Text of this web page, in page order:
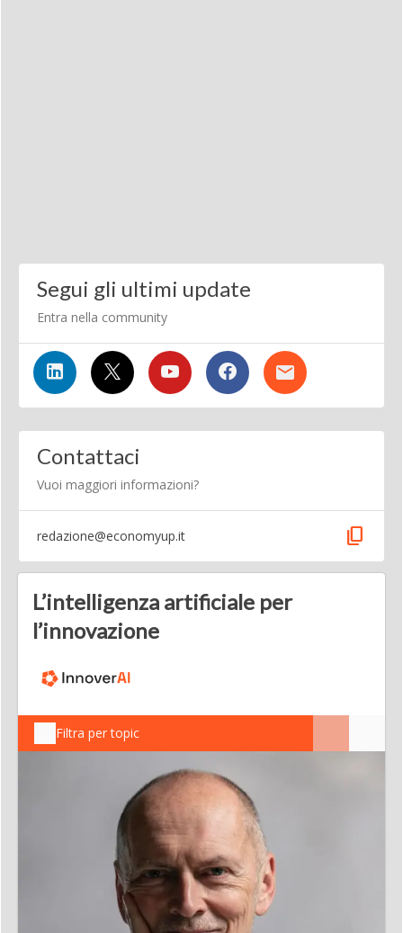
Segui gli ultimi update
Entra nella community
Contattaci
Vuoi maggiori informazioni?
redazione@economyup.it content_copy
L’intelligenza artificiale per
l’innovazione
Filtra per topic